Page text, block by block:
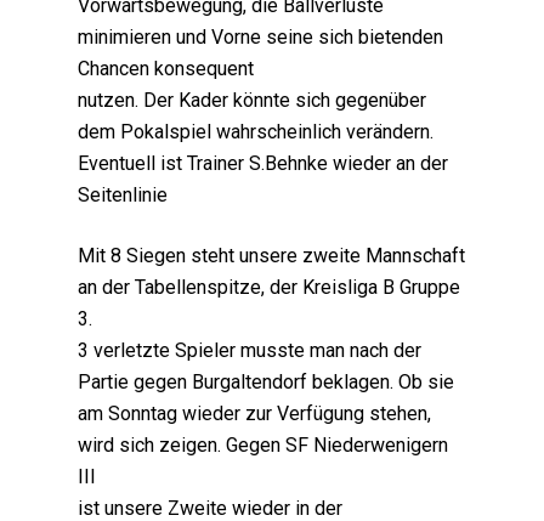
Vorwärtsbewegung, die Ballverluste
minimieren und Vorne seine sich bietenden
Chancen konsequent
nutzen. Der Kader könnte sich gegenüber
dem Pokalspiel wahrscheinlich verändern.
Eventuell ist Trainer S.Behnke wieder an der
Seitenlinie
Mit 8 Siegen steht unsere zweite Mannschaft
an der Tabellenspitze, der Kreisliga B Gruppe
3.
3 verletzte Spieler musste man nach der
Partie gegen Burgaltendorf beklagen. Ob sie
am Sonntag wieder zur Verfügung stehen,
wird sich zeigen. Gegen SF Niederwenigern
III
ist unsere Zweite wieder in der